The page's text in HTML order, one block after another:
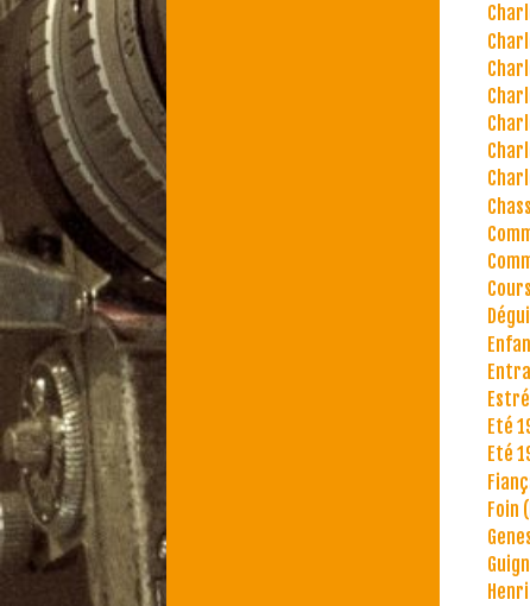
Eté
Eté
Foin